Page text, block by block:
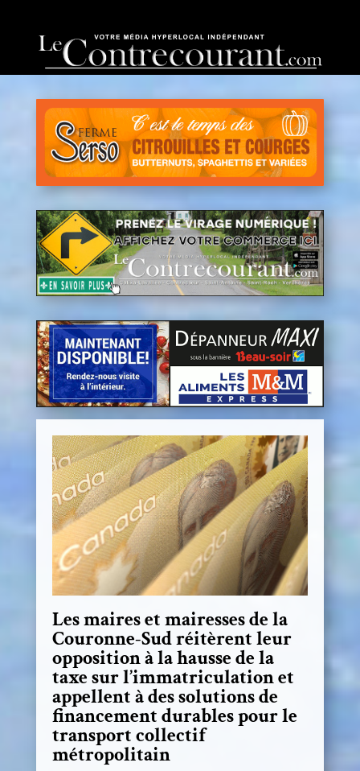
Les maires et mairesses de la
Couronne-Sud réitèrent leur
opposition à la hausse de la
taxe sur l’immatriculation et
appellent à des solutions de
financement durables pour le
transport collectif
métropolitain